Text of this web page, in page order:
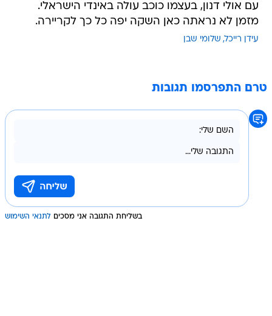
עם אולי דנון, בעצמו כוכב עולה באינדי הישראלי.
מזמן לא נראתה כאן השקה יפה כל כך לקריירה.
עידן רייכל שלומי שבן
טרם התפרסמו תגובות
בשליחת התגובה אני מסכים לתנאי השימוש